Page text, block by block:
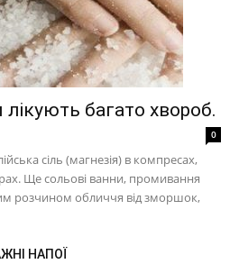
багато хвороб.
0
сіль (магнезія) в компресах,
Ще сольові ванни, промивання
розчином обличчя від зморшок,
НАПОЇ